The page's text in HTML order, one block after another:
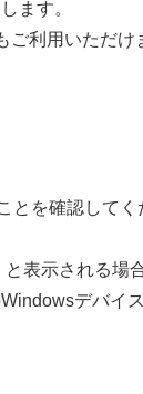
ます。
利用いただけ
を確認してく
表示される場
デバイ